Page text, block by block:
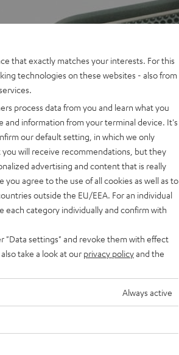
that exactly matches your interests. For this
technologies on these websites - also from
process data from you and learn what you
information from your terminal device. It's
our default setting, in which we only
will receive recommendations, but they
advertising and content that is really
you agree to the use of all cookies as well as to
outside the EU/EEA. For an individual
each category individually and confirm with
"Data settings" and revoke them with effect
take a look at our privacy policyand the
Always active